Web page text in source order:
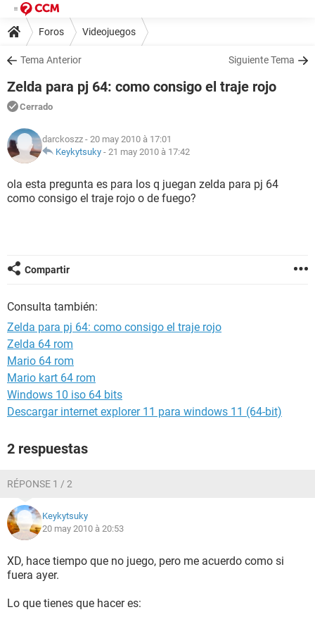
Foros Videojuegos
Tema Anterior Siguiente Tema
Zelda para pj 64: como consigo el traje rojo
Cerrado
darckoszz - 20 may 2010 à 17:01
Keykytsuky - 21 may 2010 à 17:42
ola esta pregunta es para los q juegan zelda para pj 64
como consigo el traje rojo o de fuego?
Compartir
Consulta también:
Zelda para pj 64: como consigo el traje rojo
Zelda 64 rom
Mario 64 rom
Mario kart 64 rom
Windows 10 iso 64 bits
Descargar internet explorer 11 para windows 11 (64-bit)
2 respuestas
RÉPONSE 1 / 2
Keykytsuky
20 may 2010 à 20:53
XD, hace tiempo que no juego, pero me acuerdo como si
fuera ayer.
Lo que tienes que hacer es: